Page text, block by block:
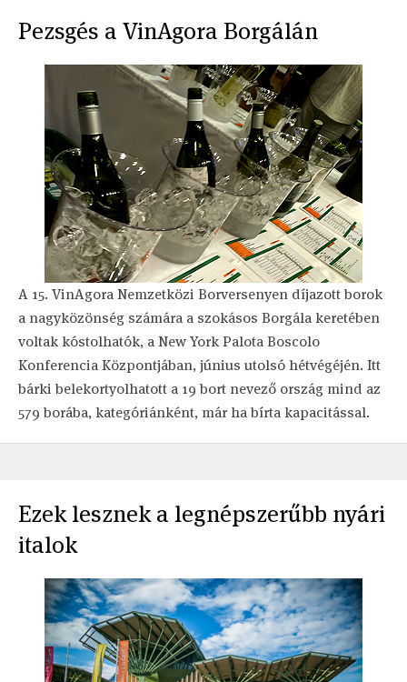
Pezsgés a VinAgora Borgálán
A 15. VinAgora Nemzetközi Borversenyen díjazott borok
a nagyközönség számára a szokásos Borgála keretében
voltak kóstolhatók, a New York Palota Boscolo
Konferencia Központjában, június utolsó hétvégéjén. Itt
bárki belekortyolhatott a 19 bort nevező ország mind az
579 borába, kategóriánként, már ha bírta kapacitással.
Ezek lesznek a legnépszerűbb nyári
italok